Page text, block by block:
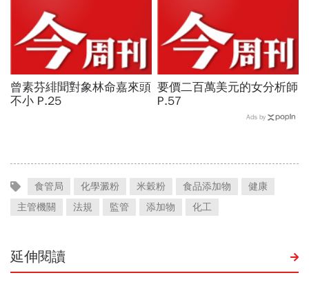
曾素芬緋聞對象林命嘉來頭
不小 P.25
要價二百萬美元的女分析師
P.57
Ads by
食管局 化學澱粉 米穀粉 食品添加物
健康
主管機關
法規 監管 添加物 化工
延伸閱讀